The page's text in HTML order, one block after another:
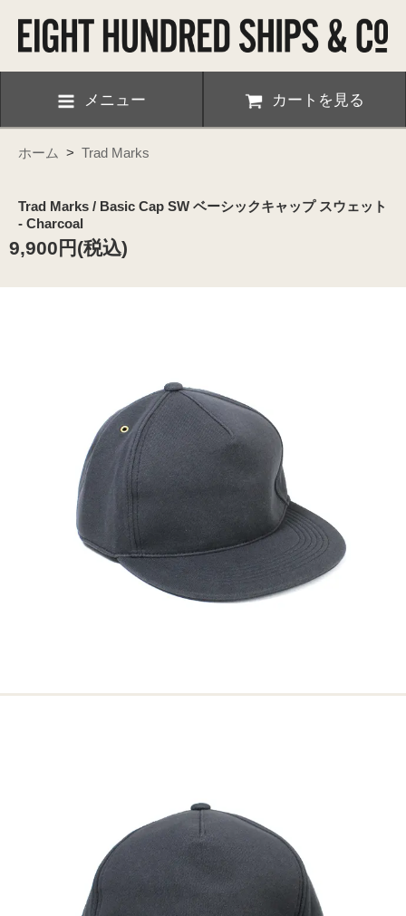
メニュー カートを見る
ホーム > Trad Marks
Trad Marks / Basic Cap SW ベーシックキャップ スウェット
- Charcoal
9,900円(税込)